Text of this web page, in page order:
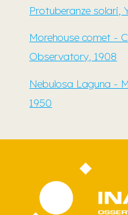
Protuberanze solari,
Morehouse comet -
Observatory, 1908
Nebulosa Laguna -
1950